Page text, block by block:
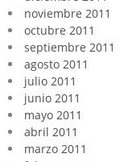
noviembre 2011
octubre 2011
septiembre 2011
agosto 2011
julio 2011
junio 2011
mayo 2011
abril 2011
marzo 2011